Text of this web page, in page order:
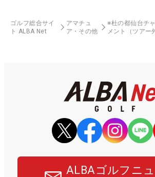
ゴルフ総合サイ
ト ALBA Net
アマチュ
ア・その他
※杜の都仙台チ
メント（ツアー
ALBAゴルフニ